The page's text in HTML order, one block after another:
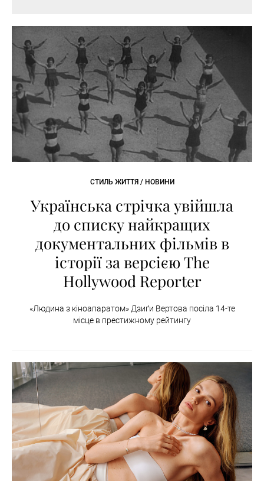
СТИЛЬ ЖИТТЯ / НОВИНИ
Українська стрічка увійшла
до списку найкращих
документальних фільмів в
історії за версією The
Hollywood Reporter
«Людина з кіноапаратом» Дзиґи Вертова посіла 14-те
місце в престижному рейтингу